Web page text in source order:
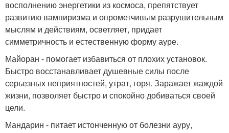
восполнению энергетики из космоса, препятствует
развитию вампиризма и опрометчивым разрушительным
мыслям и действиям, осветляет, придает
симметричность и естественную форму ауре.
Майоран - помогает избавиться от плохих установок.
Быстро восстанавливает душевные силы после
серьезных неприятностей, утрат, горя. Заражает жаждой
жизни, позволяет быстро и спокойно добиваться своей
цели.
Мандарин - питает истонченную от болезни ауру,